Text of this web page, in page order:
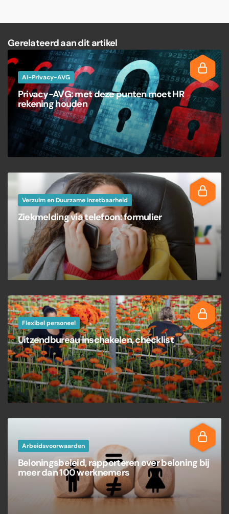
Gerelateerd aan dit artikel
AI-Privacy-AVG
Privacy-AVG: met deze punten moet HR
rekening houden
Verzuim en Duurzame inzetbaarheid
Ziekmelding via telefoon: formulier
Flexibel personeel
Uitzendbureau inschakelen, checklist
Arbeidsvoorwaarden
Beloningsbeleid, rapporteren over beloning bij
meer dan 100 werknemers